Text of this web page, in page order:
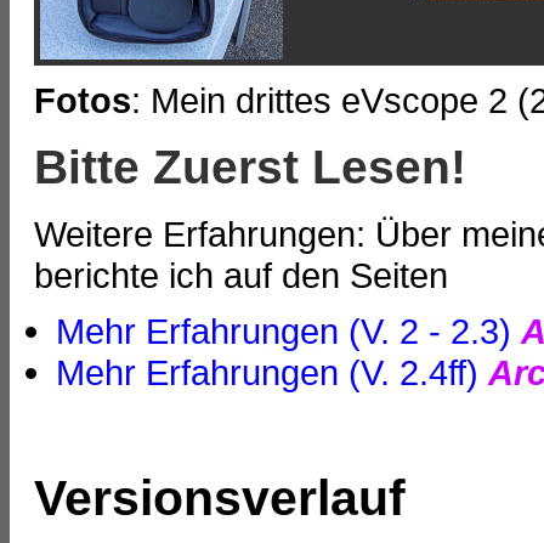
Fotos: Mein drittes eVscope 2
Bitte Zuerst Lesen!
Weitere Erfahrungen: Über
berichte ich auf den Seiten
Mehr Erfahrungen (V. 2 - 2.3)
Mehr Erfahrungen (V. 2.4ff)
Versionsverlauf